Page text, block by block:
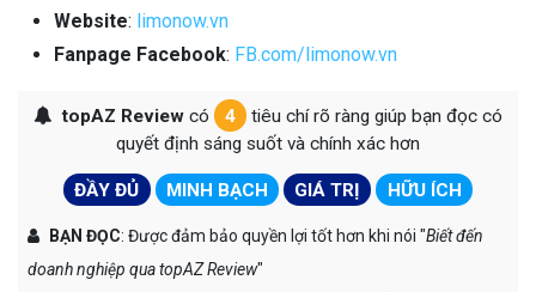
Website: limonow.vn
Fanpage Facebook: FB.com/limonow.vn
topAZ Reviewcó 4
tiêu chí rõ ràng giúp bạn đọc có
quyết định sáng suốt và chính xác hơn
ĐẦY ĐỦ MINH BẠCH GIÁ TRỊ HỮU ÍCH
BẠN ĐỌC: Được đảm bảo quyền lợi tốt hơn khi nói "Biết đến
doanh nghiệp qua topAZ Review"